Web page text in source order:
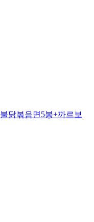
닭볶음면5봉+까르보